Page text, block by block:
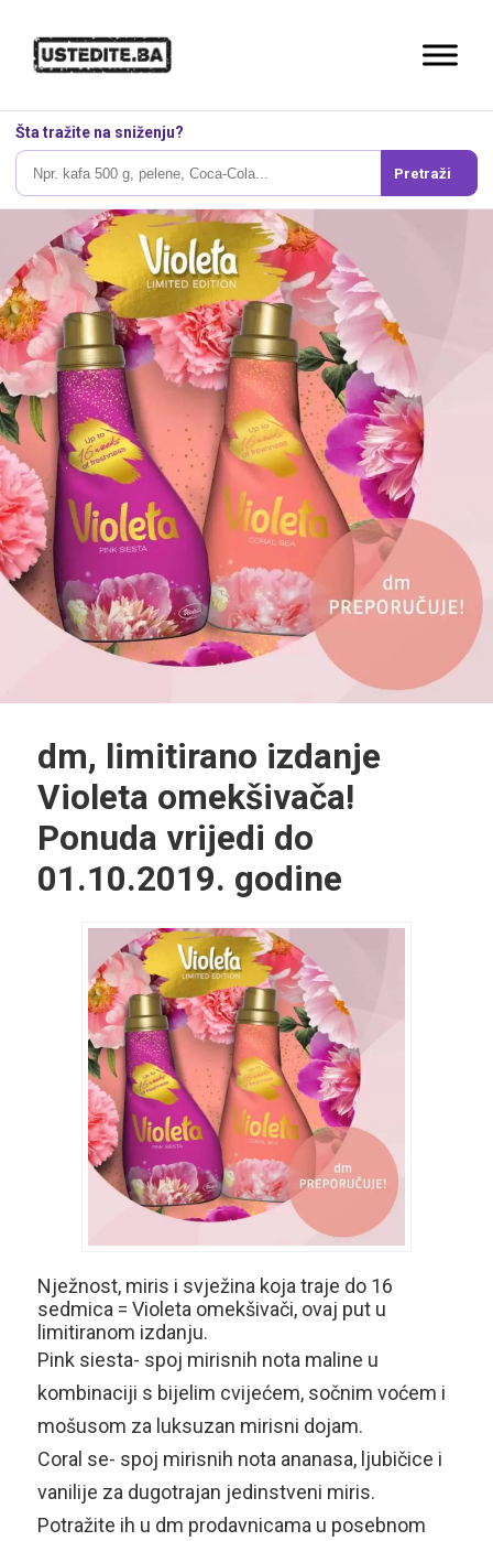
Šta tražite na sniženju?
Pretraži
dm, limitirano izdanje
Violeta omekšivača!
Ponuda vrijedi do
01.10.2019. godine
Nježnost, miris i svježina koja traje do 16
sedmica = Violeta omekšivači, ovaj put u
limitiranom izdanju.
Pink siesta- spoj mirisnih nota maline u
kombinaciji s bijelim cvijećem, sočnim voćem i
mošusom za luksuzan mirisni dojam.
Coral se- spoj mirisnih nota ananasa, ljubičice i
vanilije za dugotrajan jedinstveni miris.
Potražite ih u dm prodavnicama u posebnom